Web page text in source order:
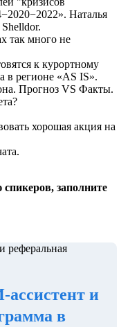
Наталья
так много не
к курортному
в регионе «AS IS».
Прогноз VS Факты.
хорошая акция на
заполните
и
в